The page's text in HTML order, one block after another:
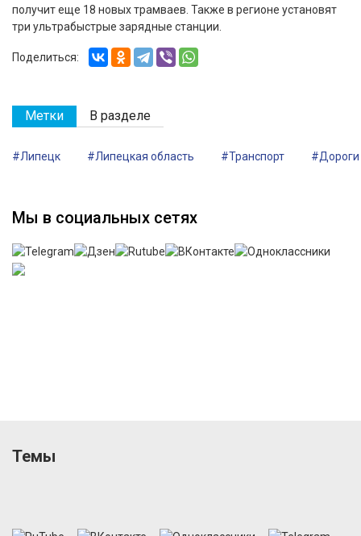
получит еще 18 новых трамваев. Также в регионе установят
три ультрабыстрые зарядные станции.
Поделиться:
Метки В разделе
#Липецк #Липецкая область #Транспорт #Дороги
Мы в социальных сетях
Темы